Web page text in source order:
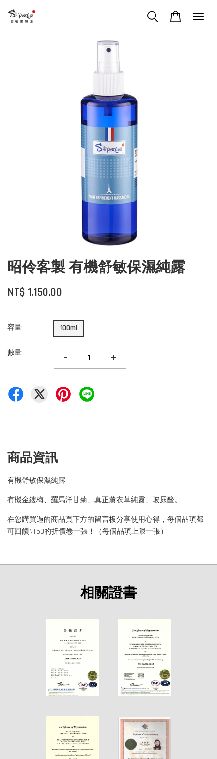
昭伶客製 有機舒敏保濕純露
NT$ 1,150.00
容量 100ml
數量 - +
商品資訊
有機舒敏保濕純露
有機金縷梅、羅馬洋甘菊、真正薰衣草純露、玻尿酸。
在您購買過的商品頁下方的留言板分享使用心得，每個品項都
可回饋NT50的折價卷一張！（每個品項上限一張）
相關證書